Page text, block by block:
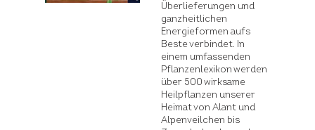
Überlieferungen und
ganzheitlichen
Energieformen aufs
Beste verbindet. In
einem umfassenden
Pflanzenlexikon werden
über 500 wirksame
Heilpflanzen unserer
Heimat von Alant und
Alpenveilchen bis